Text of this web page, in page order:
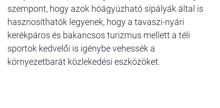
szempont, hogy azok hóágyúzható sípályák által is
hasznosíthatók legyenek, hogy a tavaszi-nyári
kerékpáros és bakancsos turizmus mellett a téli
sportok kedvelői is igénybe vehessék a
környezetbarát közlekedési eszközöket.